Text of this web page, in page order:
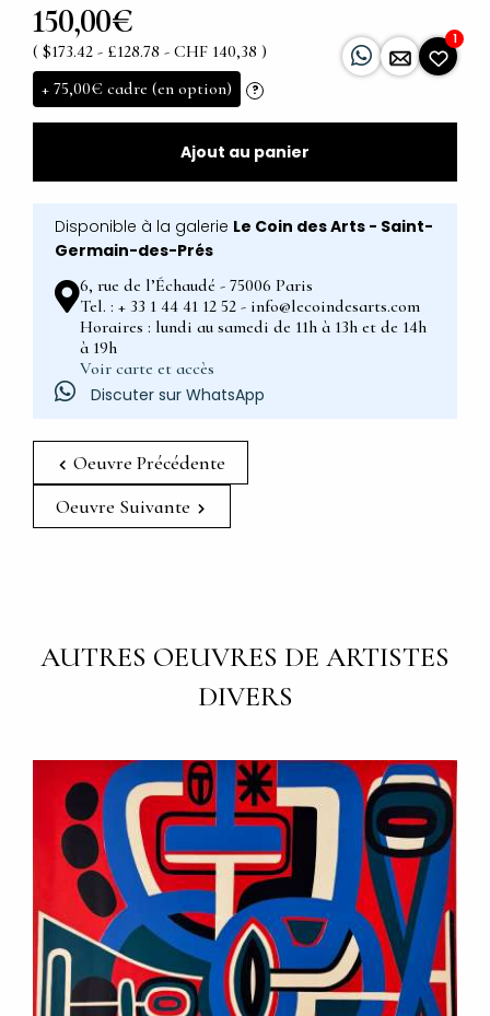
150,00€
( $173.42 - £128.78 - CHF 140,38 )
+ 75,00€ cadre (en option) ?
1
Ajout au panier
Disponible à la galerie Le Coin des Arts - Saint-
Germain-des-Prés
6, rue de l’Échaudé - 75006 Paris
Tel. : + 33 1 44 41 12 52 - info@lecoindesarts.com
Horaires : lundi au samedi de 11h à 13h et de 14h
à 19h
Voir carte et accès
Discuter sur WhatsApp
Oeuvre Précédente
Oeuvre Suivante
AUTRES OEUVRES DE ARTISTES
DIVERS